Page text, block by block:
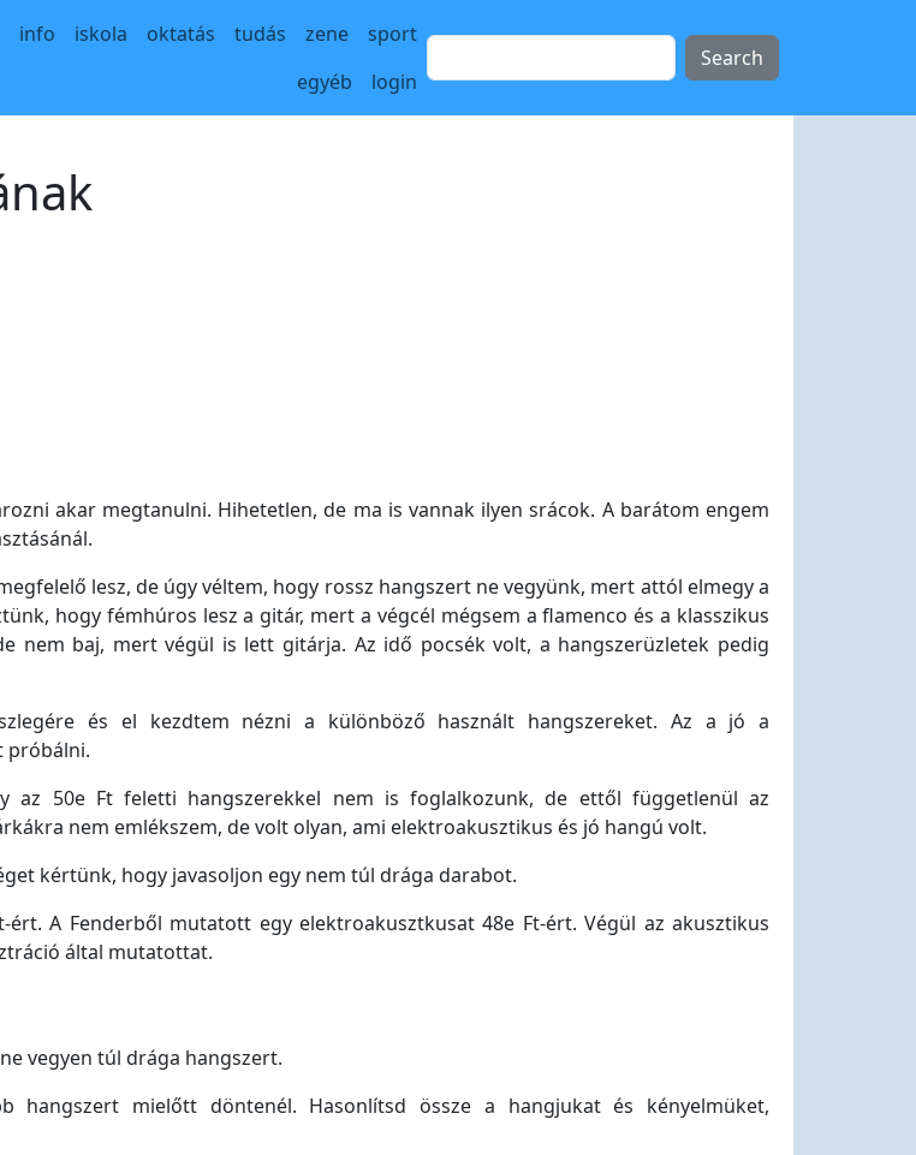
Main navigation
info iskola oktatás tudás zene
sport
egyéb
login
akar megtanulni. Hihetetlen, de ma is vannak ilyen srácok. A barátom engem
lesz, de úgy véltem, hogy rossz hangszert ne vegyünk, mert attól elmegy a
hogy fémhúros lesz a gitár, mert a végcél mégsem a flamenco és a klasszikus
nem baj, mert végül is lett gitárja. Az idő pocsék volt, a hangszerüzletek pedig
és el kezdtem nézni a különböző használt hangszereket. Az a jó a
próbálni.
az 50e Ft feletti hangszerekkel nem is foglalkozunk, de ettől függetlenül az
nem emlékszem, de volt olyan, ami elektroakusztikus és jó hangú volt.
kértünk, hogy javasoljon egy nem túl drága darabot.
A Fenderből mutatott egy elektroakusztkusat 48e Ft-ért. Végül az akusztikus
által mutatottat.
vegyen túl drága hangszert.
mielőtt döntenél. Hasonlítsd össze a hangjukat és kényelmüket,